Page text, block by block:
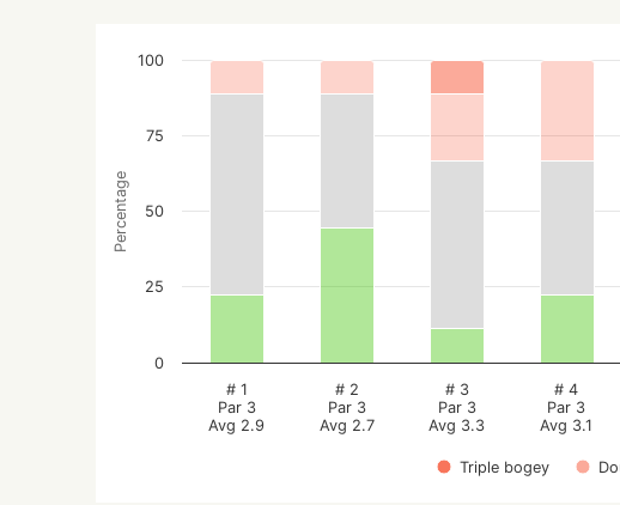
Percentage
Triple bogey
# 1
Par 3
Avg 2.9
# 2
Par 3
Avg 2.7
# 3
Par 3
Avg 3.3
# 4
Par 3
Avg 3.1
0
25
50
75
100